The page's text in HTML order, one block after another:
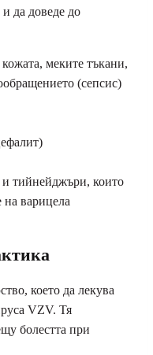
да доведе до
меките тъкани,
(сепсис)
тийнейджъри, които
варицела
което да лекува
VZV. Тя
болестта при